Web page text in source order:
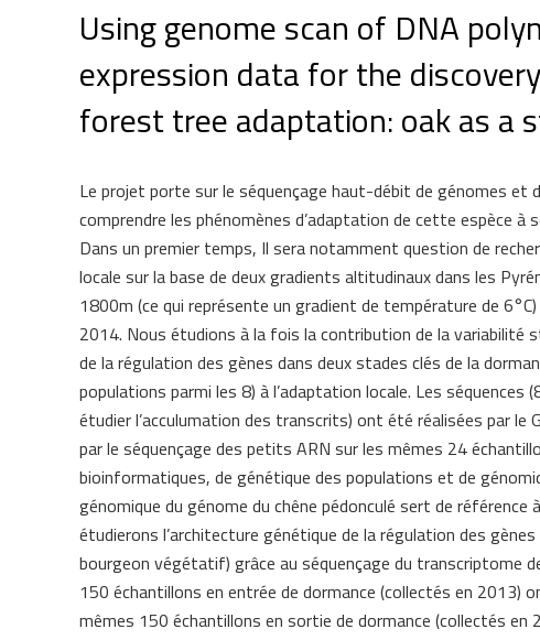
Using genome scan of DNA
expression data for the
forest tree adaptation: oak as a
Le projet porte sur le séquençage haut-débit de génomes et
comprendre les phénomènes d’adaptation de cette espèce à
Dans un premier temps, Il sera notamment question de
locale sur la base de deux gradients altitudinaux dans les
1800m (ce qui représente un gradient de température de
2014. Nous étudions à la fois la contribution de la variabilité
de la régulation des gènes dans deux stades clés de la
populations parmi les 8) à l’adaptation locale. Les
étudier l’acculumation des transcrits) ont été réalisées par
par le séquençage des petits ARN sur les mêmes 24
bioinformatiques, de génétique des populations et de
génomique du génome du chêne pédonculé sert de
étudierons l’architecture génétique de la régulation des
bourgeon végétatif) grâce au séquençage du transcriptome
150 échantillons en entrée de dormance (collectés en 2013)
mêmes 150 échantillons en sortie de dormance (collectés